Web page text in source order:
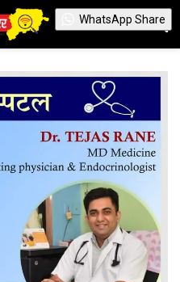
WhatsApp Share